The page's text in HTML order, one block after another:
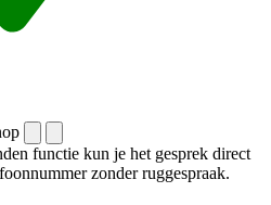
functie kun je het gesprek direct
zonder ruggespraak.